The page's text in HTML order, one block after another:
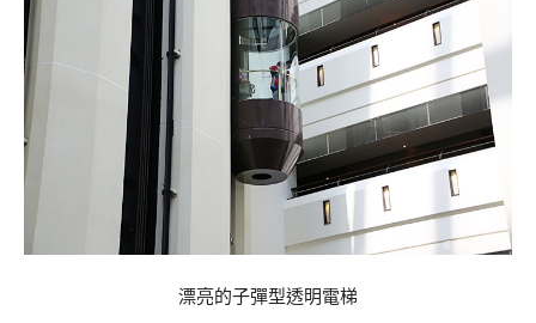
漂亮的子彈型透明電梯